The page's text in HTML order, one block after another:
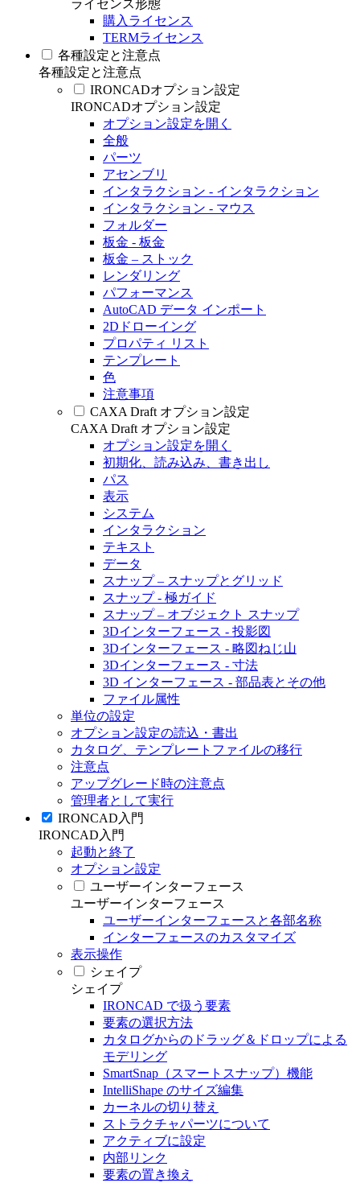
ライセンス形態
購入ライセンス
TERMライセンス
各種設定と注意点
各種設定と注意点
IRONCADオプション設定
IRONCADオプション設定
オプション設定を開く
全般
パーツ
アセンブリ
インタラクション - インタラクション
インタラクション - マウス
フォルダー
板金 - 板金
板金 – ストック
レンダリング
パフォーマンス
AutoCAD データ インポート
2Dドローイング
プロパティ リスト
テンプレート
色
注意事項
CAXA Draft オプション設定
CAXA Draft オプション設定
オプション設定を開く
初期化、読み込み、書き出し
パス
表示
システム
インタラクション
テキスト
データ
スナップ – スナップとグリッド
スナップ - 極ガイド
スナップ – オブジェクト スナップ
3Dインターフェース - 投影図
3Dインターフェース - 略図ねじ山
3Dインターフェース - 寸法
3D インターフェース - 部品表とその他
ファイル属性
単位の設定
オプション設定の読込・書出
カタログ、テンプレートファイルの移行
注意点
アップグレード時の注意点
管理者として実行
IRONCAD入門
IRONCAD入門
起動と終了
オプション設定
ユーザーインターフェース
ユーザーインターフェース
ユーザーインターフェースと各部名称
インターフェースのカスタマイズ
表示操作
シェイプ
シェイプ
IRONCAD で扱う要素
要素の選択方法
カタログからのドラッグ＆ドロップによる
モデリング
SmartSnap（スマートスナップ）機能
IntelliShape のサイズ編集
カーネルの切り替え
ストラクチャパーツについて
アクティブに設定
内部リンク
要素の置き換え